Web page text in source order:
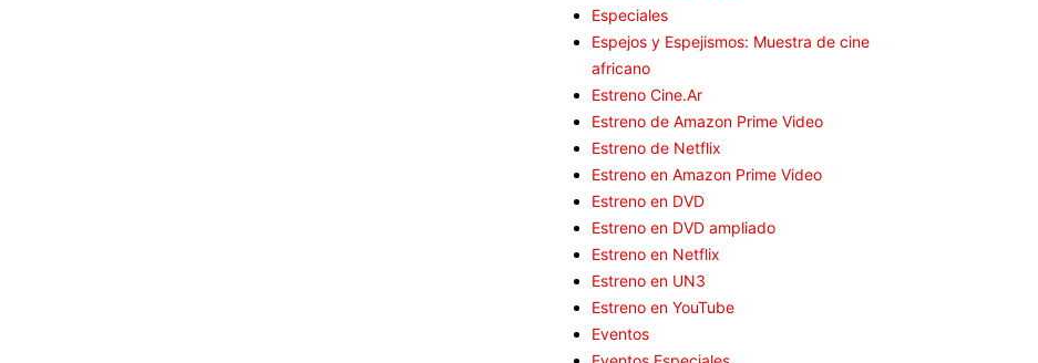
Especiales
Espejos y Espejismos: Muestra de cine
africano
Estreno Cine.Ar
Estreno de Amazon Prime Video
Estreno de Netflix
Estreno en Amazon Prime Video
Estreno en DVD
Estreno en DVD ampliado
Estreno en Netflix
Estreno en UN3
Estreno en YouTube
Eventos